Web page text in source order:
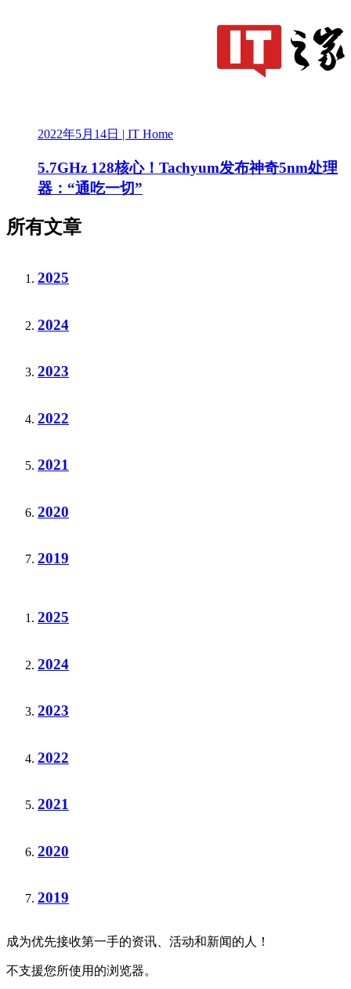
2022年5月14日 | IT Home
5.7GHz 128核心！Tachyum发布神奇5nm处理
器：“通吃一切”
所有文章
2025
2024
2023
2022
2021
2020
2019
2025
2024
2023
2022
2021
2020
2019
成为优先接收第一手的资讯、活动和新闻的人！
不支援您所使用的浏览器。